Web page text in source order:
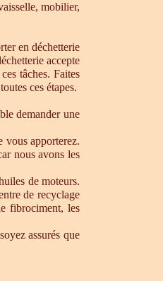
mobilier,
en déchetterie
accepte
tâches. Faites
ces étapes.
demander une
vous apporterez.
nous avons les
de moteurs.
de recyclage
fibrociment, les
assurés que